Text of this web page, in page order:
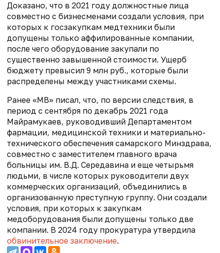
Доказано, что в 2021 году должностные лица
совместно с бизнесменами создали условия, при
которых к госзакупкам медтехники были
допущены только аффилированные компании,
после чего оборудование закупали по
существенно завышенной стоимости. Ущерб
бюджету превысил 9 млн руб., которые были
распределены между участниками схемы.
Ранее «МВ» писал, что, по версии следствия, в
период с сентября по декабрь 2021 года
Майрамукаев, руководивший Департаментом
фармации, медицинской техники и материально-
технического обеспечения самарского Минздрава,
совместно с заместителем главного врача
больницы им. В.Д. Середавина и еще четырьмя
людьми, в числе которых руководители двух
коммерческих организаций, объединились в
организованную преступную группу. Они создали
условия, при которых к закупкам
медоборудования были допущены только две
компании. В 2024 году прокуратура утвердила
обвинительное заключение.